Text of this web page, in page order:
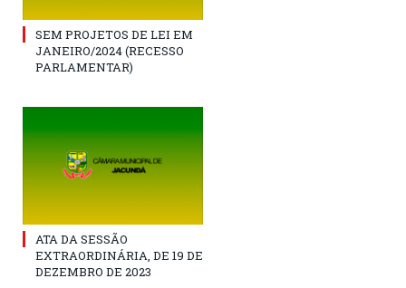
SEM PROJETOS DE LEI EM
JANEIRO/2024 (RECESSO
PARLAMENTAR)
ATA DA SESSÃO
EXTRAORDINÁRIA, DE 19 DE
DEZEMBRO DE 2023